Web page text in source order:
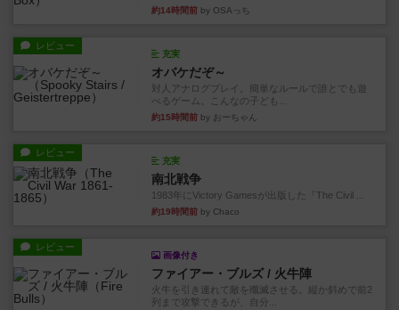
約14時間前 by OSAっち
レビュー
充実
オバケだぞ～
対人アナログプレイ。簡単なルールで誰とでも遊
べるゲーム。こんなの子ども...
約15時間前 by おーちゃん
レビュー
充実
南北戦争
1983年にVictory Gamesが出版した『The Civil ...
約19時間前 by Chaco
レビュー
画像付き
ファイアー・ブルズ / 火牛陣
火牛を引き連れて敵を殲滅させる。縦か斜めで前2
列まで攻撃できるが、自分...